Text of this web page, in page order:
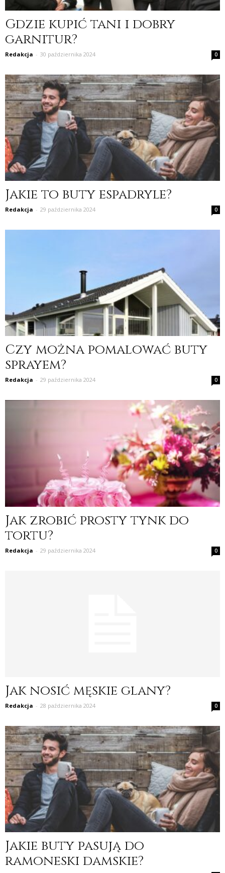
Gdzie kupić tani i dobry
garnitur?
Redakcja - 30 października 2024 0
Jakie to buty espadryle?
Redakcja - 29 października 2024 0
Czy można pomalować buty
sprayem?
Redakcja - 29 października 2024 0
Jak zrobić prosty tynk do
tortu?
Redakcja - 29 października 2024 0
Jak nosić męskie glany?
Redakcja - 28 października 2024 0
Jakie buty pasują do
ramoneski damskie?